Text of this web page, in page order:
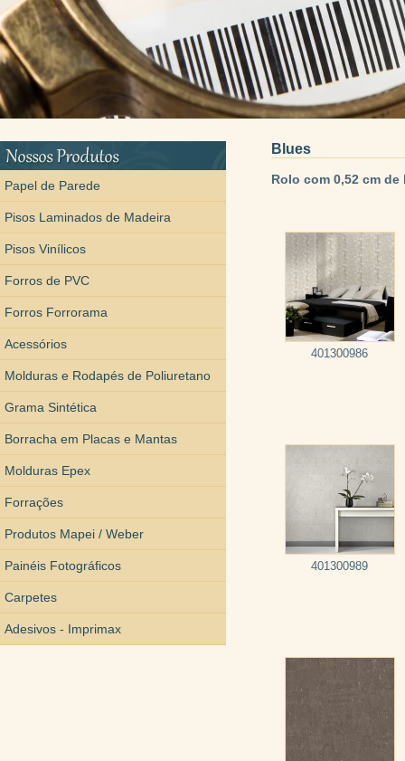
Papel de Parede
Pisos Laminados de Madeira
Pisos Vinílicos
Forros de PVC
Forros Forrorama
Acessórios
Molduras e Rodapés de Poliuretano
Grama Sintética
Borracha em Placas e Mantas
Molduras Epex
Forrações
Produtos Mapei / Weber
Painéis Fotográficos
Carpetes
Adesivos - Imprimax
Blues
Rolo com 0,52 cm de
401300986
401300989